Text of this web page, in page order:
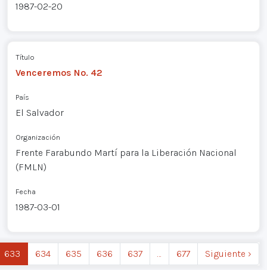
1987-02-20
Título
Venceremos No. 42
País
El Salvador
Organización
Frente Farabundo Martí para la Liberación Nacional
(FMLN)
Fecha
1987-03-01
633 634 635 636 637 677 Siguiente ›